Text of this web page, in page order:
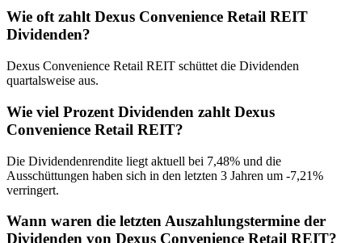
Wie oft zahlt Dexus Convenience Retail REIT
Dividenden?
Dexus Convenience Retail REIT schüttet die Dividenden
quartalsweise aus.
Wie viel Prozent Dividenden zahlt Dexus
Convenience Retail REIT?
Die Dividendenrendite liegt aktuell bei 7,48% und die
Ausschüttungen haben sich in den letzten 3 Jahren um -7,21%
verringert.
Wann waren die letzten Auszahlungstermine der
Dividenden von Dexus Convenience Retail REIT?